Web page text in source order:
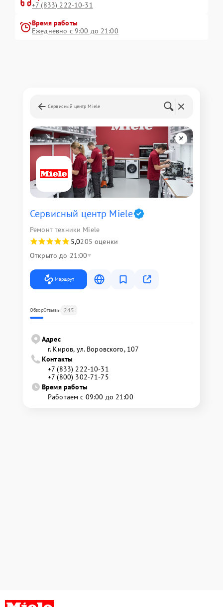
+7 (833) 222-10-31
Время работы
Ежедневно с 9:00 до 21:00
Сервисный центр Miele
Сервисный центр Miele
Ремонт техники Miele
5,0205 оценки
Открыто до 21:00
Маршрут
ОбзорОтзывы 245
Адрес
г. Киров, ул. Воровского, 107
Контакты
+7 (833) 222-10-31
+7 (800) 302-71-75
Время работы
Работаем с 09:00 до 21:00